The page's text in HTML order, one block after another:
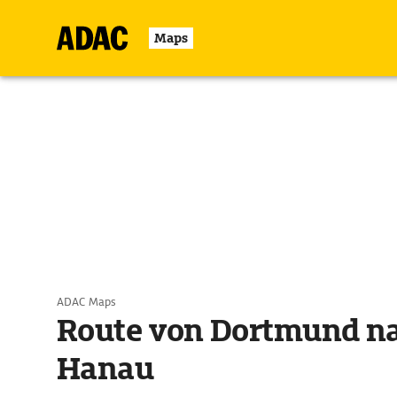
Maps
ADAC Maps
Route von Dortmund
Hanau